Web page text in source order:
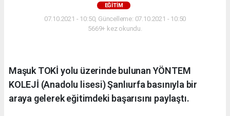
EĞITIM
07.10.2021 - 10:50, Güncelleme: 07.10.2021 - 10:50
5669+ kez okundu.
Maşuk TOKİ yolu üzerinde bulunan YÖNTEM
KOLEJİ (Anadolu lisesi) Şanlıurfa basınıyla bir
araya gelerek eğitimdeki başarısını paylaştı.